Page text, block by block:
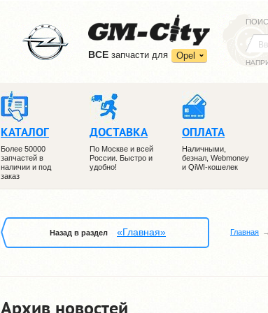
ВCE запчасти для Opel
КАТАЛОГ
Более 50000
запчастей в
наличии и под
заказ
ДОСТАВКА
По Москве и всей
России. Быстро и
удобно!
ОПЛАТА
Наличными,
безнал, Webmoney
и QiWI-кошелек
Назад в раздел «Главная» Главная
Архив новостей